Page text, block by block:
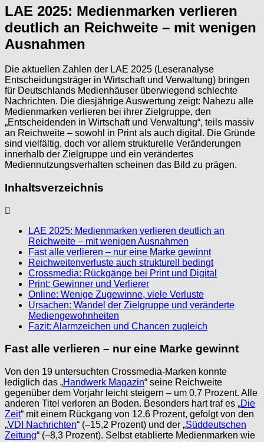
LAE 2025: Medienmarken verlieren
deutlich an Reichweite – mit wenigen
Ausnahmen
Die aktuellen Zahlen der LAE 2025 (Leseranalyse
Entscheidungsträger in Wirtschaft und Verwaltung) bringen
für Deutschlands Medienhäuser überwiegend schlechte
Nachrichten. Die diesjährige Auswertung zeigt: Nahezu alle
Medienmarken verlieren bei ihrer Zielgruppe, den
„Entscheidenden in Wirtschaft und Verwaltung“, teils massiv
an Reichweite – sowohl in Print als auch digital. Die Gründe
sind vielfältig, doch vor allem strukturelle Veränderungen
innerhalb der Zielgruppe und ein verändertes
Mediennutzungsverhalten scheinen das Bild zu prägen.
Inhaltsverzeichnis
LAE 2025: Medienmarken verlieren deutlich an
Reichweite – mit wenigen Ausnahmen
Fast alle verlieren – nur eine Marke gewinnt
Reichweitenverluste auch strukturell bedingt
Crossmedia: Rückgänge bei Print und Digital
Print: Gewinner und Verlierer
Online: Wenige Zugewinne, viele Verluste
Ursachen: Wandel der Zielgruppe und veränderte
Mediengewohnheiten
Fazit: Alarmzeichen und Chancen zugleich
Fast alle verlieren – nur eine Marke gewinnt
Von den 19 untersuchten Crossmedia-Marken konnte
lediglich das „Handwerk Magazin“ seine Reichweite
gegenüber dem Vorjahr leicht steigern – um 0,7 Prozent. Alle
anderen Titel verloren an Boden. Besonders hart traf es „Die
Zeit“ mit einem Rückgang von 12,6 Prozent, gefolgt von den
„VDI Nachrichten“ (–15,2 Prozent) und der „Süddeutschen
Zeitung“ (–8,3 Prozent). Selbst etablierte Medienmarken wie